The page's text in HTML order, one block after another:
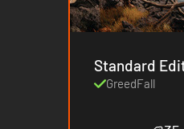
GreedFall